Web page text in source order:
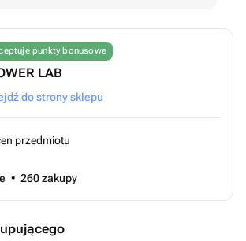
punkty bonusowe
LAB
do strony sklepu
przedmiotu
• 260zakupy